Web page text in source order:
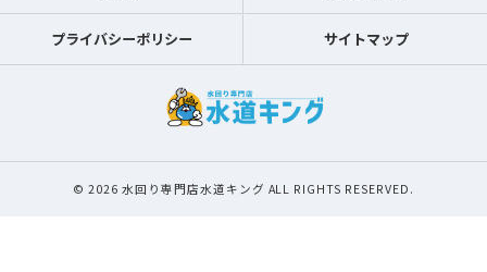
プライバシーポリシー サイトマップ
© 2026 水回り専門店水道キング ALL RIGHTS RESERVED.